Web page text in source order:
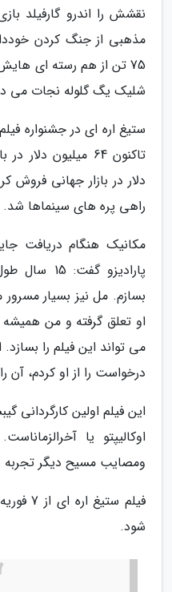
نقشش را اندرو گارفیلد
مذهبی از جنگ کردن
75 تن از هم رسته ای
شلیک یگ گلوله نجات می
ستیغ اره ای در جشنواره
دلار در بازار جهانی فروش
راهی پره های سینماها شد.
مکانیک هنگام دریافت
پارادیزو
بسازم. مل نیز بسیار
او تعلق گرفته و من
می تواند این فیلم را
درخواست را از او کردم، آن
اوکالیپتو یا
ومصایب مسیح دیگر تجربه
فیلم
شود.